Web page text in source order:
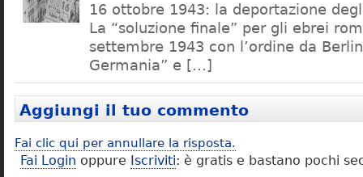
16 ottobre 1943: la deportazione
La “soluzione finale” per gli ebrei
settembre 1943 con l’ordine da
Germania” e […]
Aggiungi il tuo commento
Fai clic qui per annullare la risposta.
Fai Login oppure Iscriviti: è gratis e bastano pochi